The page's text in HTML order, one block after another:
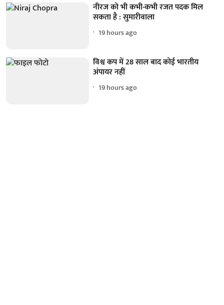
नीरज को भी कभी-कभी रजत पदक मिल
सकता है : सुमारीवाला
19 hours ago
विश्व कप में 28 साल बाद कोई भारतीय
अंपायर नहीं
19 hours ago